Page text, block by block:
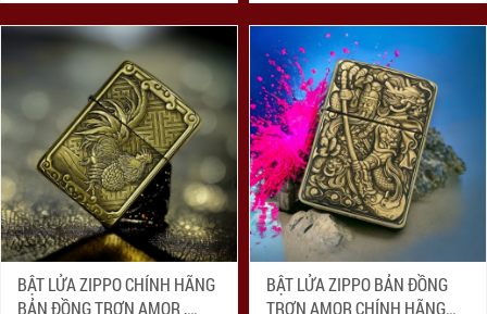
BẬT LỬA ZIPPO CHÍNH HÃNG
BẢN ĐỒNG TRƠN AMOR ,
BẬT LỬA ZIPPO BẢN ĐỒNG
TRƠN AMOR CHÍNH HÃNG